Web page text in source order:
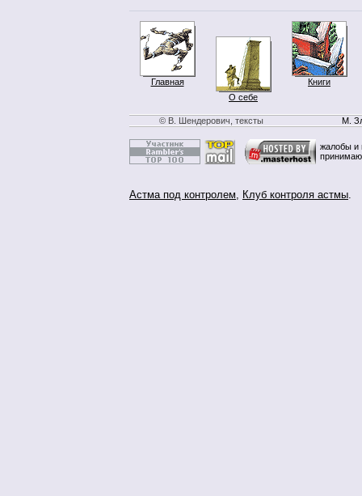
Главная
О себе
Книги
© В. Шендерович, тексты М.
жалобы и
Астма под контролем, Клуб контроля астмы.